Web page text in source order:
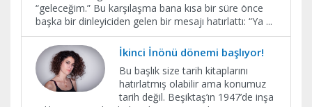
“geleceğim.” Bu karşılaşma bana kısa bir süre önce
başka bir dinleyiciden gelen bir mesajı hatırlattı: “Ya ...
İkinci İnönü dönemi başlıyor!
Bu başlık size tarih kitaplarını
hatırlatmış olabilir ama konumuz
tarih değil. Beşiktaş’ın 1947’de inşa